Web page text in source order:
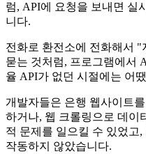
럼, API에 요청을 보내면 실
니다.
전화로 환전소에 전화해서
묻는 것처럼, 프로그램에서
율 API가 없던 시절에는 어
개발자들은 은행 웹사이트
하거나, 웹 크롤링으로 데이
적 문제를 일으킬 수 있었고
작동하지 않았습니다.